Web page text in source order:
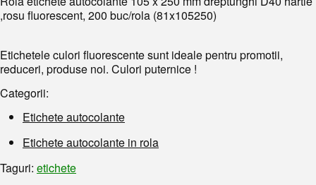
,rosu fluorescent, 200 buc/rola (81x105250)
Etichetele culori fluorescente sunt ideale pentru promotii,
reduceri, produse noi. Culori puternice !
Categorii:
Etichete autocolante
Etichete autocolante in rola
Taguri: etichete